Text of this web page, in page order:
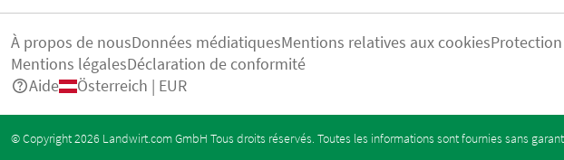
À propos de nousDonnées médiatiquesMentions relatives aux cookies
Mentions légalesDéclaration de conformité
Aide
Österreich | EUR
© Copyright 2026 Landwirt.com GmbH Tous droits réservés. Toutes les informations sont fournies sans